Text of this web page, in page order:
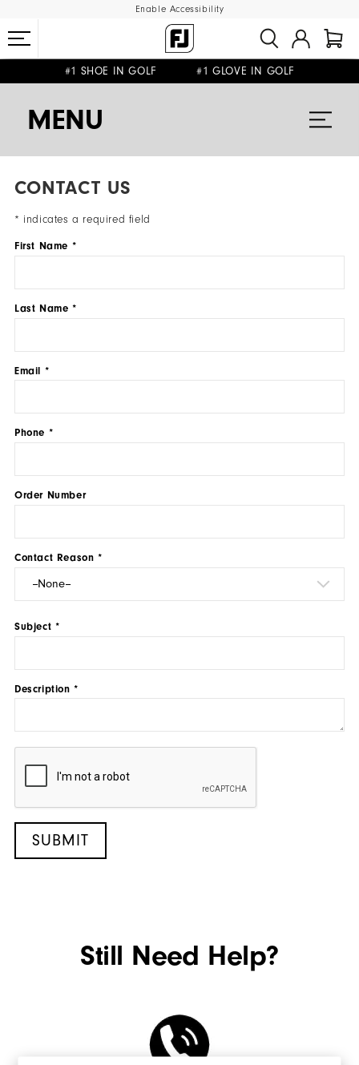
Enable Accessibility
#1 SHOE IN GOLF #1 GLOVE IN GOLF
MENU
CONTACT US
* indicates a required field
First Name *
Last Name *
Email *
Phone *
Order Number
Contact Reason *
Subject *
Description *
SUBMIT
Still Need Help?